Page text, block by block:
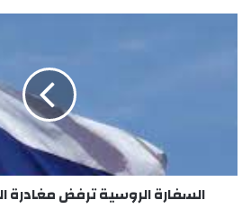
السفارة الروسية ترفض مغادرة